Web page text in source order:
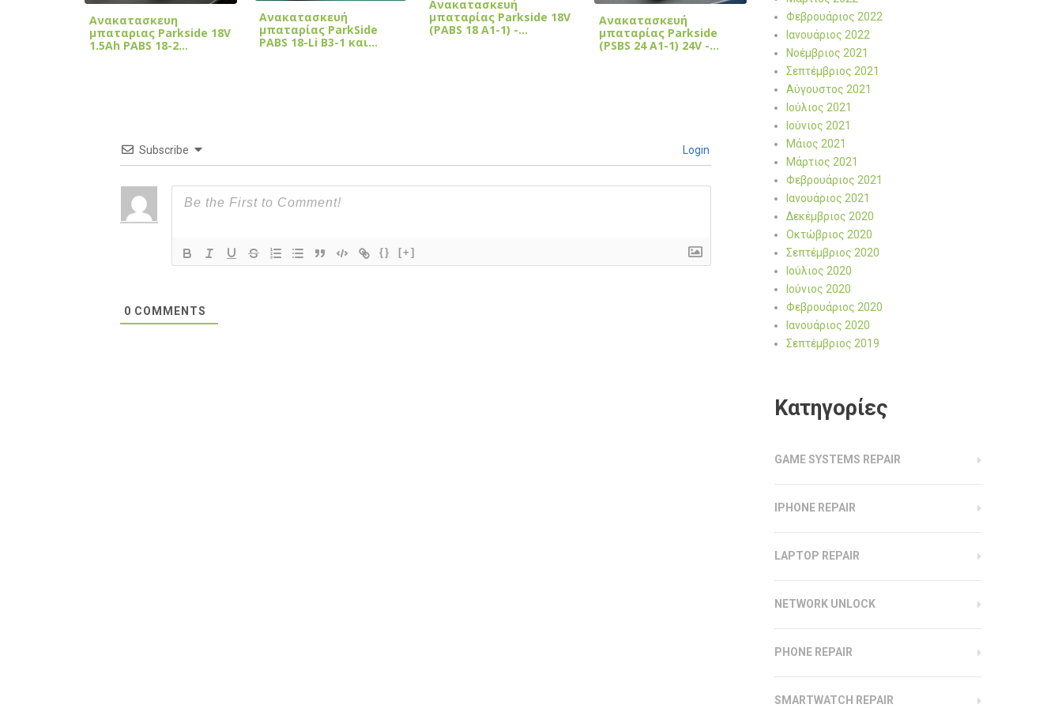
Ανακατασκευη
μπαταριας Parkside 18V
1.5Ah PABS 18-2…
Ανακατασκευή
μπαταρίας ParkSide
PABS 18-Li B3-1 και…
Ανακατασκευή
μπαταρίας Parkside 18V
(PABS 18 A1-1) -…
Ανακατασκευή
μπαταρίας Parkside
(PSBS 24 A1-1) 24V -…
Subscribe Login
{} [+]
0 COMMENTS
Φεβρουάριος 2022
Ιανουάριος 2022
Νοέμβριος 2021
Σεπτέμβριος 2021
Αύγουστος 2021
Ιούλιος 2021
Ιούνιος 2021
Μάιος 2021
Μάρτιος 2021
Φεβρουάριος 2021
Ιανουάριος 2021
Δεκέμβριος 2020
Οκτώβριος 2020
Σεπτέμβριος 2020
Ιούλιος 2020
Ιούνιος 2020
Φεβρουάριος 2020
Ιανουάριος 2020
Σεπτέμβριος 2019
Kατηγορίες
GAME SYSTEMS REPAIR
IPHONE REPAIR
LAPTOP REPAIR
NETWORK UNLOCK
PHONE REPAIR
SMARTWATCH REPAIR